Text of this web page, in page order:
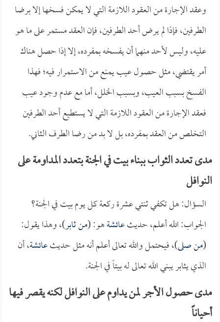
وعقد الإجارة من العقود اللازمة التي لا يمكن فسخها إلا برضا
الطرفين، فإذا لم يرض أحد الطرفين، فإن العقد مستمر على ما هو
عليه، وليس لأحد منهما أن يفسخه بمفرده، إلا إذا حصل هناك
أمر يقتضي، مثل حصول عيب يمنع من الاستمرار فيه؛ فهذا
الفسخ بسبب العيب، وبسبب الخلل، أما مع عدم وجود عيب
فعقد الإجارة من العقود اللازمة التي لا يستطيع أحد الطرفين
التخلص من العقد بمفرده، بل لا بد من رضا الطرف الثاني.
مدى تعدد الثواب ببناء بيت في الجنة بتعدد المداومة على
النوافل
السؤال: هل تكفي ثنتي عشرة ركعة كل يوم بيت في الجنة؟
الجواب: الله أعلم، حديثعائشةهو: (من ثابر)، وهذا يقول:
(من صلى)، فيحتمل والله تعالى أعلم أنه مثل حديثعائشة، أن
الذي يثابر يبني الله تعالى له بيتاً في الجنة.
مدى حصول الأجر لمن يداوم على النوافل لكنه يقصر فيها
أحياناً